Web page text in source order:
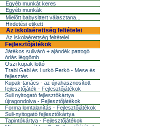
Egyéb munkát keres
Egyéb munkák
Mielõtt babysittert választana...
Hirdetési etikett
Az iskolaérettség feltételei
Az iskolaérettség feltételei
Fejlesztőjátékok
Játékos suliváró + ajándék pattogó
óriás léggömb
Őszi kupak lottó
Trabi Gabi és Lurkó Ferkó - Mese és
fejlesztés
Kupak-tanács - az újrahasznosított
fejlesztőjáték - Fejlesztőjátékok
Suli nyitogató fejlesztőkártya
újragondolva - Fejlesztőjátékok
Forma lomtalanítás - Fejlesztőjátékok
Suli-nyitogató fejlesztőkártya
Tapintókártya - Fejlesztőjátékok